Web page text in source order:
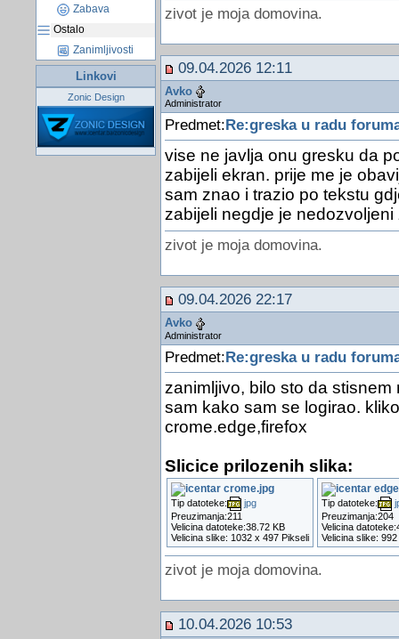
Zabava
Ostalo
Zanimljivosti
Linkovi
Zonic Design
zivot je moja domovina.
09.04.2026 12:11
Avko
Administrator
Predmet: Re:greska u radu
vise ne javlja onu gresku da
zabijeli ekran. prije me je
sam znao i trazio po tekstu
zabijeli negdje je nedozvoljeni
zivot je moja domovina.
09.04.2026 22:17
Avko
Administrator
Predmet:Re:greska u radu
zanimljivo, bilo sto da
sam kako sam se logirao.
crome.edge,firefox
Slicice prilozenih slika:
Tip datoteke:
jpg
Preuzimanja:211
Velicina datoteke:38.72 KB
Velicina slike: 1032 x 497 Pikseli
Tip datoteke:
Preuzimanja:204
Velicina
Velicina slike:
zivot je moja domovina.
10.04.2026 10:53